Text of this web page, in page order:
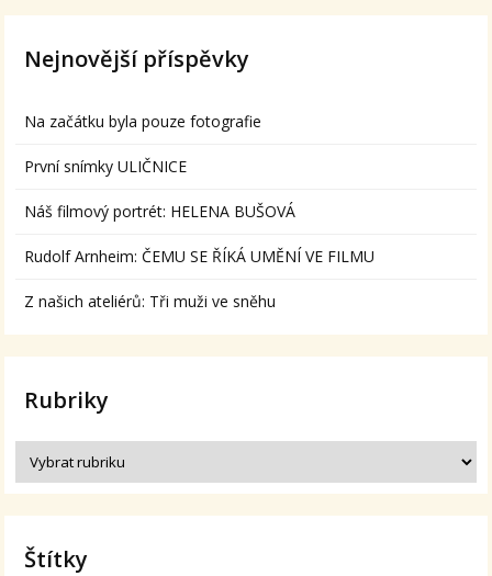
Nejnovější příspěvky
Na začátku byla pouze fotografie
První snímky ULIČNICE
Náš filmový portrét: HELENA BUŠOVÁ
Rudolf Arnheim: ČEMU SE ŘÍKÁ UMĚNÍ VE FILMU
Z našich ateliérů: Tři muži ve sněhu
Rubriky
Štítky